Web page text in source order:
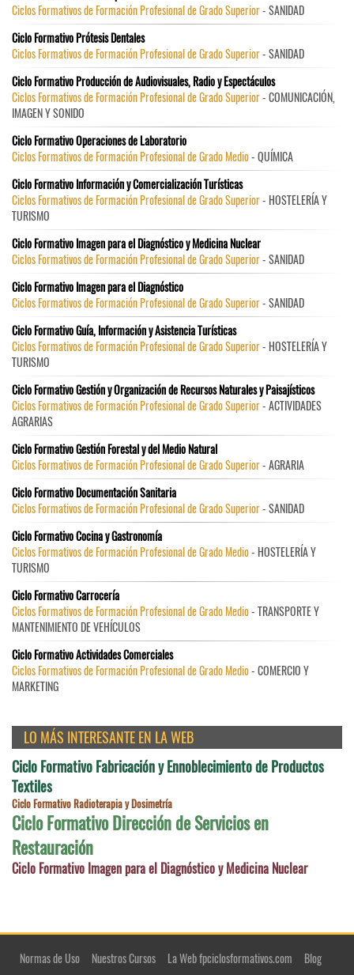
Ciclos Formativos de Formación Profesional de Grado Superior- SANIDAD
Ciclo Formativo Prótesis Dentales
Ciclos Formativos de Formación Profesional de Grado Superior- SANIDAD
Ciclo Formativo Producción de Audiovisuales, Radio y Espectáculos
Ciclos Formativos de Formación Profesional de Grado Superior- COMUNICACIÓN,
IMAGEN Y SONIDO
Ciclo Formativo Operaciones de Laboratorio
Ciclos Formativos de Formación Profesional de Grado Medio- QUÍMICA
Ciclo Formativo Información y Comercialización Turísticas
Ciclos Formativos de Formación Profesional de Grado Superior- HOSTELERÍA Y
TURISMO
Ciclo Formativo Imagen para el Diagnóstico y Medicina Nuclear
Ciclos Formativos de Formación Profesional de Grado Superior- SANIDAD
Ciclo Formativo Imagen para el Diagnóstico
Ciclos Formativos de Formación Profesional de Grado Superior- SANIDAD
Ciclo Formativo Guía, Información y Asistencia Turísticas
Ciclos Formativos de Formación Profesional de Grado Superior- HOSTELERÍA Y
TURISMO
Ciclo Formativo Gestión y Organización de Recursos Naturales y Paisajísticos
Ciclos Formativos de Formación Profesional de Grado Superior- ACTIVIDADES
AGRARIAS
Ciclo Formativo Gestión Forestal y del Medio Natural
Ciclos Formativos de Formación Profesional de Grado Superior- AGRARIA
Ciclo Formativo Documentación Sanitaria
Ciclos Formativos de Formación Profesional de Grado Superior- SANIDAD
Ciclo Formativo Cocina y Gastronomía
Ciclos Formativos de Formación Profesional de Grado Medio- HOSTELERÍA Y
TURISMO
Ciclo Formativo Carrocería
Ciclos Formativos de Formación Profesional de Grado Medio- TRANSPORTE Y
MANTENIMIENTO DE VEHÍCULOS
Ciclo Formativo Actividades Comerciales
Ciclos Formativos de Formación Profesional de Grado Medio- COMERCIO Y
MARKETING
LO MÁS INTERESANTE EN LA WEB
Ciclo Formativo Fabricación y Ennoblecimiento de Productos
Textiles
Ciclo Formativo Radioterapia y Dosimetría
Ciclo Formativo Dirección de Servicios en
Restauración
Ciclo Formativo Imagen para el Diagnóstico y Medicina Nuclear
Normas de Uso Nuestros Cursos La Web fpciclosformativos.com
Blog